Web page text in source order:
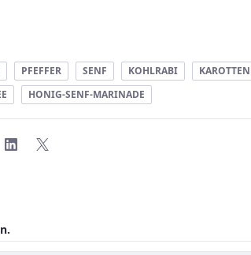
PFEFFER SENF KOHLRABI KAROTTEN
HONIG-SENF-MARINADE
Bewertung ist 0 von 5 Sternen.